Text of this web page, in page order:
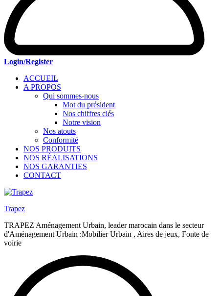
Login/Register
ACCUEIL
A PROPOS
Qui sommes-nous
Mot du président
Nos chiffres clés
Notre vision
Nos atouts
Conformité
NOS PRODUITS
NOS RÉALISATIONS
NOS GARANTIES
CONTACT
Trapez
TRAPEZ Aménagement Urbain, leader marocain dans le secteur
d'Aménagement Urbain :Mobilier Urbain , Aires de jeux, Fonte de
voirie